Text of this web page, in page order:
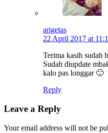
arigetas
22 April 2017 at
Terima kasih sudah
Sudah diupdate
kalo pas longgar 🙂
Reply
Leave a Reply
Your email address will not be